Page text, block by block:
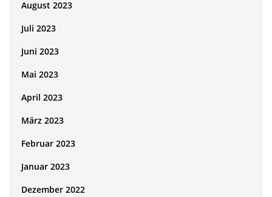
August 2023
Juli 2023
Juni 2023
Mai 2023
April 2023
März 2023
Februar 2023
Januar 2023
Dezember 2022